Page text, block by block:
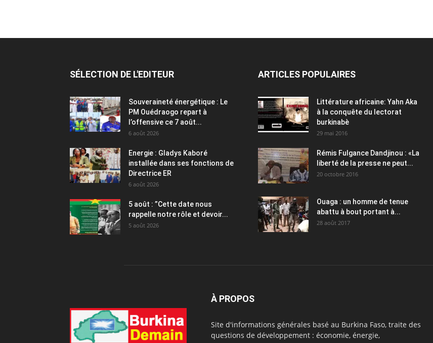
SÉLECTION DE L'EDITEUR
Souveraineté énergétique : Le
PM Ouédraogo repart à
l’offensive ce 7 août...
6 août 2026
Energie : Gladys Kaboré
installée dans ses fonctions de
Directrice ER
6 août 2026
5 août : ”Cette date nous
rappelle notre rôle et devoir...
5 août 2026
ARTICLES POPULAIRES
Littérature africaine: Yahn Aka
à la conquête du lectorat
burkinabè
29 mai 2016
Rémis Fulgance Dandjinou : «La
liberté de la presse ne peut...
20 octobre 2016
Ouaga : un homme de tenue
abattu à bout portant à...
28 août 2017
À PROPOS
Site d'informations générales basé au Burkina Faso, traite des
questions de développement : économie, énergie,